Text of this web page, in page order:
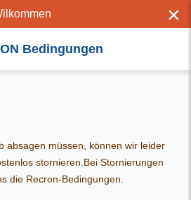
×
Bedingungen
absagen müssen, können wir leider
stornieren.Bei Stornierungen
die Recron-Bedingungen.